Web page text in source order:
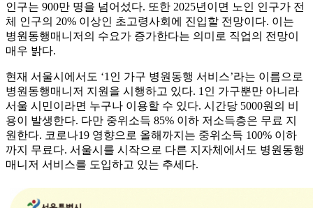
인구는 900만 명을 넘어섰다. 또한 2025년이면 노인 인구가 전
체 인구의 20% 이상인 초고령사회에 진입할 전망이다. 이는
병원동행매니저의 수요가 증가한다는 의미로 직업의 전망이
매우 밝다.
현재 서울시에서도 ‘1인 가구 병원동행 서비스’라는 이름으로
병원동행매니저 지원을 시행하고 있다. 1인 가구뿐만 아니라
서울 시민이라면 누구나 이용할 수 있다. 시간당 5000원의 비
용이 발생한다. 다만 중위소득 85% 이하 저소득층은 무료 지
원한다. 코로나19 영향으로 올해까지는 중위소득 100% 이하
까지 무료다. 서울시를 시작으로 다른 지자체에서도 병원동행
매니저 서비스를 도입하고 있는 추세다.